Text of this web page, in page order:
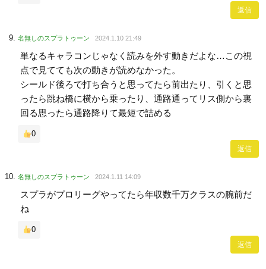
返信
名無しのスプラトゥーン 2024.1.10 21:49
単なるキャラコンじゃなく読みを外す動きだよな…この視
点で見てても次の動きが読めなかった。
シールド後ろで打ち合うと思ってたら前出たり、引くと思
ったら跳ね橋に横から乗ったり、通路通ってリス側から裏
回る思ったら通路降りて最短で詰める
0
返信
名無しのスプラトゥーン 2024.1.11 14:09
スプラがプロリーグやってたら年収数千万クラスの腕前だ
ね
0
返信